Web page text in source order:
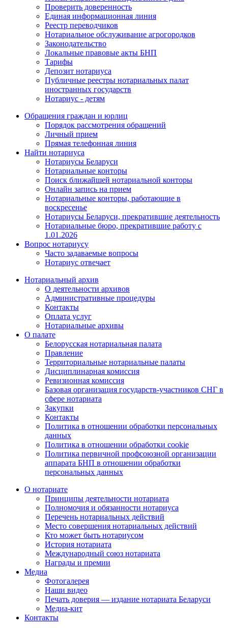
Проверить доверенность
Единая информационная линия
Реестр переводчиков
Нотариальное обслуживание агрогородков
Законодательство
Локальные правовые акты БНП
Тарифы
Депозит нотариуса
Публичные реестры нотариальных палат
иностранных государств
Нотариус - детям
Обращения граждан и юрлиц
Порядок рассмотрения обращений
Личный прием
Прямая телефонная линия
Найти нотариуса
Нотариусы Беларуси
Нотариальные конторы
Поиск ближайшей нотариальной конторы
Онлайн запись на прием
Нотариальные конторы, работающие в
воскресенье
Нотариусы Беларуси, прекратившие деятельность
Нотариальные бюро, прекратившие работу с
1.01.2026
Вопрос нотариусу
Часто задаваемые вопросы
Нотариус отвечает
Нотариальный архив
О деятельности архивов
Административные процедуры
Контакты
Оплата услуг
Нотариальные архивы
О палате
Белорусская нотариальная палата
Правление
Территориальные нотариальные палаты
Дисциплинарная комиссия
Ревизионная комиссия
Базовая организация государств-участников СНГ в
сфере нотариата
Закупки
Контакты
Политика в отношении обработки персональных
данных
Политика в отношении обработки cookie
Политика первичной профсоюзной организации
аппарата БНП в отношении обработки
персональных данных
О нотариате
Принципы деятельности нотариата
Полномочия и обязанности нотариуса
Перечень нотариальных действий
Место совершения нотариальных действий
Кто может быть нотариусом
История нотариата
Международный союз нотариата
Награды и премии
Медиа
Фотогалерея
Наши видео
Печать доверия — издание нотариата Беларуси
Медиа-кит
Контакты